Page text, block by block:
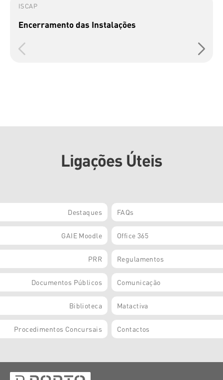
ISCAP
Encerramento das Instalações
Ligações Úteis
Destaques FAQs
GAIE Moodle Office 365
PRR Regulamentos
Documentos Públicos Comunicação
Biblioteca Matactiva
Procedimentos Concursais Contactos